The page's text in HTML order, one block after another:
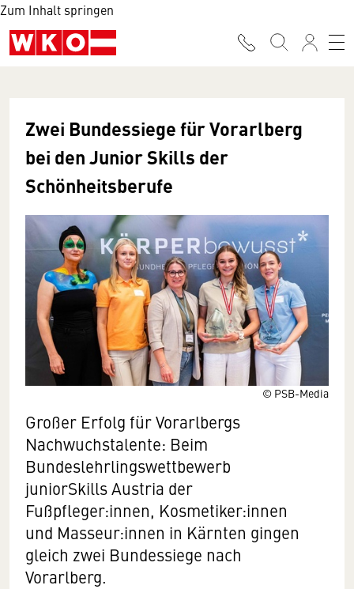
Zum Inhalt springen
© PSB-Media
Zwei Bundessiege für Vorarlberg
bei den Junior Skills der
Schönheitsberufe
Großer Erfolg für Vorarlbergs
Nachwuchstalente: Beim
Bundeslehrlingswettbewerb
juniorSkills Austria der
Fußpfleger:innen, Kosmetiker:innen
und Masseur:innen in Kärnten gingen
gleich zwei Bundessiege nach
Vorarlberg.